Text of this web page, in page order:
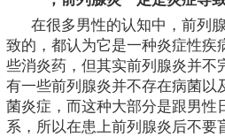
在很多男性的认知中，前列
致的，都认为它是一种炎症性疾
些消炎药，但其实前列腺炎并不
有一些前列腺炎并不存在病菌以
菌炎症，而这种大部分是跟男性
系，所以在患上前列腺炎后不要